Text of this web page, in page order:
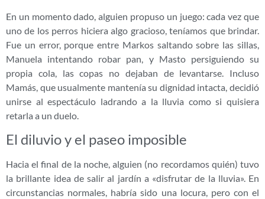
En un momento dado, alguien propuso un juego: cada vez que
uno de los perros hiciera algo gracioso, teníamos que brindar.
Fue un error, porque entre Markos saltando sobre las sillas,
Manuela intentando robar pan, y Masto persiguiendo su
propia cola, las copas no dejaban de levantarse. Incluso
Mamás, que usualmente mantenía su dignidad intacta, decidió
unirse al espectáculo ladrando a la lluvia como si quisiera
retarla a un duelo.
El diluvio y el paseo imposible
Hacia el final de la noche, alguien (no recordamos quién) tuvo
la brillante idea de salir al jardín a «disfrutar de la lluvia». En
circunstancias normales, habría sido una locura, pero con el